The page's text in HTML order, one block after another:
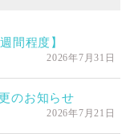
間程度】
2026年7月31日
のお知らせ
2026年7月21日